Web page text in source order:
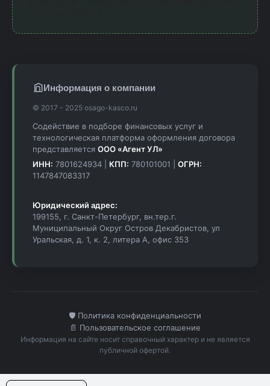
Информация о компании
© 2017 - 2025 osago-kasco.ru
Содействие в подборе финансовых услуг и
технологическая платформа оформления договора
представляется ООО «Агент УЛ»
ИНН: 7801624934 | КПП: 780101001 | ОГРН:
1147847083317
Юридический адрес:
199155, г. Санкт-Петербург, вн.тер.г.
Муниципальный Округ Остров Декабристов, ул
Уральская, д. 1, к. 2, литера А, офис 353
🛡️ Политика конфиденциальности
📄 Пользовательское соглашение
Информация на сайте носит справочный характер и не является
публичной офертой.